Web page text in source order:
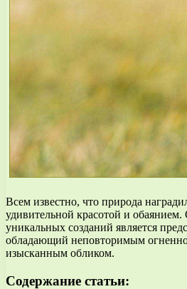
Всем известно, что природа
удивительной красотой и
уникальных созданий является
обладающий неповторимым
изысканным обликом.
Содержание статьи: